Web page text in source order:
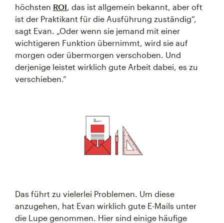
höchsten ROI , das ist allgemein bekannt, aber oft
ist der Praktikant für die Ausführung zuständig“,
sagt Evan. „Oder wenn sie jemand mit einer
wichtigeren Funktion übernimmt, wird sie auf
morgen oder übermorgen verschoben. Und
derjenige leistet wirklich gute Arbeit dabei, es zu
verschieben.“
Das führt zu vielerlei Problemen. Um diese
anzugehen, hat Evan wirklich gute E-Mails unter
die Lupe genommen. Hier sind einige häufige